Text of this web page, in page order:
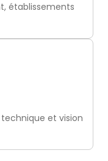
établissements
et vision